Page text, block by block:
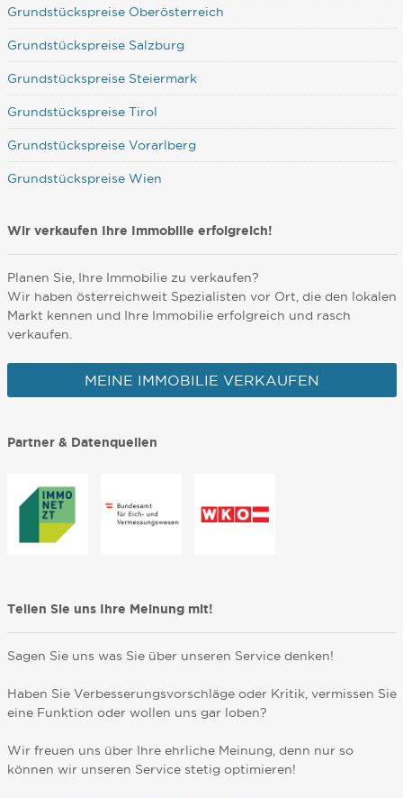
Grundstückspreise Oberösterreich
Grundstückspreise Salzburg
Grundstückspreise Steiermark
Grundstückspreise Tirol
Grundstückspreise Vorarlberg
Grundstückspreise Wien
Wir verkaufen Ihre Immobilie erfolgreich!
Planen Sie, Ihre Immobilie zu verkaufen?
Wir haben österreichweit Spezialisten vor Ort, die den lokalen
Markt kennen und Ihre Immobilie erfolgreich und rasch
verkaufen.
MEINE IMMOBILIE VERKAUFEN
Partner & Datenquellen
Teilen Sie uns Ihre Meinung mit!
Sagen Sie uns was Sie über unseren Service denken!
Haben Sie Verbesserungsvorschläge oder Kritik, vermissen Sie
eine Funktion oder wollen uns gar loben?
Wir freuen uns über Ihre ehrliche Meinung, denn nur so
können wir unseren Service stetig optimieren!